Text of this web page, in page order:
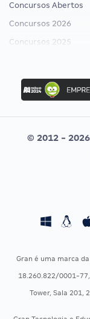
Concursos Abertos
Concursos 2026
Concursos 2025
Concurso Ibama
Concurso MPU
Editais publicados
CONCURSOS POR
Concursos Fiscais
Concursos Saúde
© 2012 -
Gran é uma marca
18.260.822/0001-77,
Tower, Sala 201,